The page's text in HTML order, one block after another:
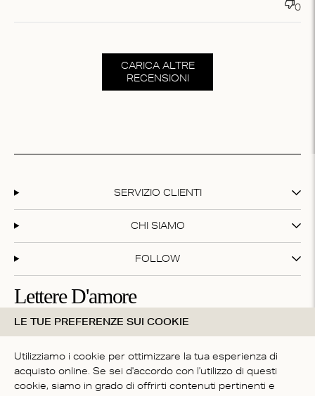
0
CARICA ALTRE
RECENSIONI
SERVIZIO CLIENTI
CHI SIAMO
FOLLOW
Lettere D'amore
Iscriviti alla nostra newsletter e ottieni il 20% di sconto sul
tuo primo acquisto!
Iscrivendoti accetti i nostritermini e condizioni
LE TUE PREFERENZE SUI COOKIE
Utilizziamo i cookie per ottimizzare la tua esperienza di
acquisto online. Se sei d'accordo con l'utilizzo di questi
cookie, siamo in grado di offrirti contenuti pertinenti e